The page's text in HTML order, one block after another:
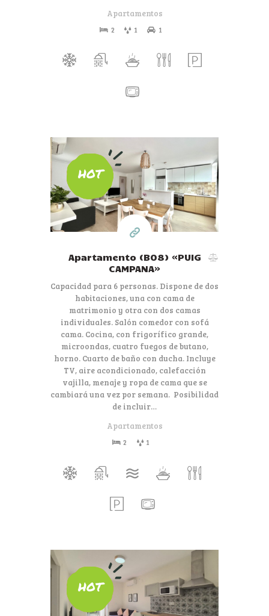
Apartamentos
2 1 1
80€
por día
HOT
Apartamento (B08) «PUIG
CAMPANA»
Capacidad para 6 personas. Dispone de dos
habitaciones, una con cama de
matrimonio y otra con dos camas
individuales. Salón comedor con sofá
cama. Cocina, con frigorífico grande,
microondas, cuatro fuegos de butano,
horno. Cuarto de baño con ducha. Incluye
TV, aire acondicionado, calefacción
vajilla, menaje y ropa de cama que se
cambiará una vez por semana. Posibilidad
de incluir…
Apartamentos
2 1
Desde 80€
por día
HOT